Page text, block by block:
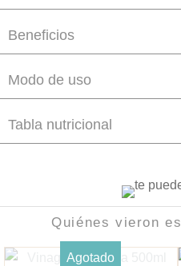
Beneficios
Modo de uso
Tabla nutricional
Quiénes vieron
Agotado